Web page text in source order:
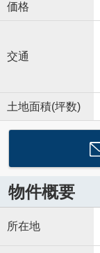
価格
交通
土地面積(坪数)
物件概要
所在地